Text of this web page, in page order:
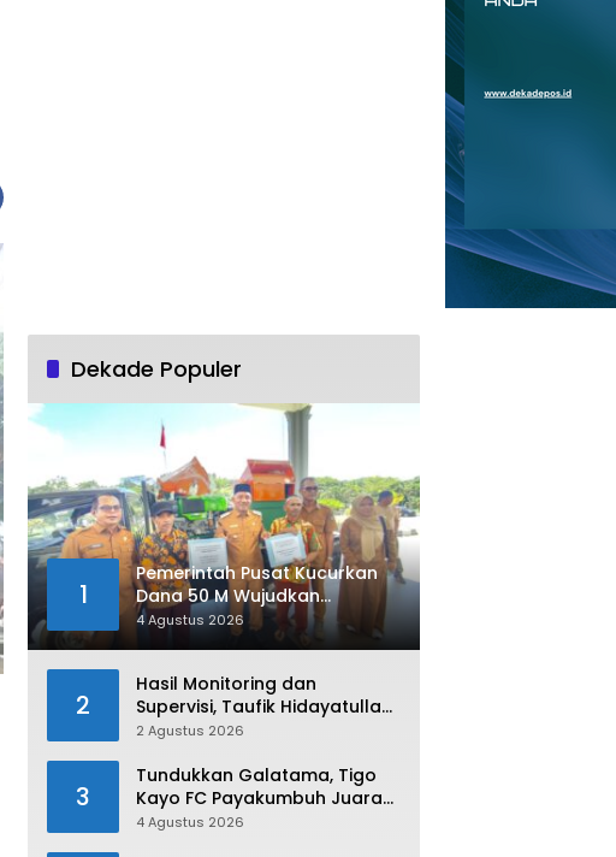
Dekade Populer
1
Pemerintah Pusat Kucurkan
Dana 50 M Wujudkan
Swasembada dan Ketahanan
Pangan di Kabupaten 50 Kota
4 Agustus 2026
2
Hasil Monitoring dan
Supervisi, Taufik Hidayatullah:
Limapuluh Kota Siap Kirimkan
Porprov Sumbar 2026
2 Agustus 2026
3
Tundukkan Galatama, Tigo
Kayo FC Payakumbuh Juara
Piala Walikota Payakumbuh
4 Agustus 2026